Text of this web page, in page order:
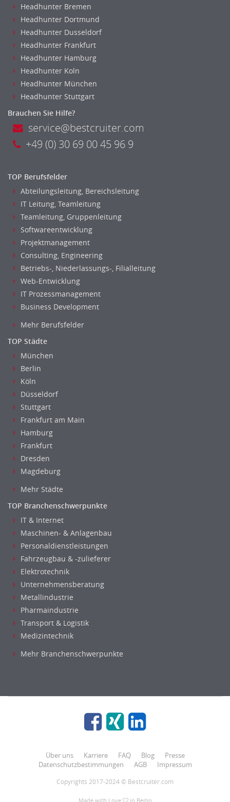
Headhunter Bremen
Headhunter Dortmund
Headhunter Dusseldorf
Headhunter Frankfurt
Headhunter Hamburg
Headhunter Koln
Headhunter München
Headhunter Stuttgart
Brauchen Sie Hilfe?
service@bestcruiter.com
+49 (0) 30 69 00 45 96 9
TOP Berufsfelder
Abteilungsleitung, Bereichsleitung
IT Leitung, Teamleitung
Teamleitung, Gruppenleitung
Softwareentwicklung
Projektmanagement
Consulting, Engineering
Betriebs-, Niederlassungs-, Filialleitung
Web-Entwicklung
IT Prozessmanagement
Business Development
Mehr Berufsfelder
TOP Städte
München
Berlin
Köln
Düsseldorf
Stuttgart
Frankfurt am Main
Hamburg
Frankfurt
Dresden
Magdeburg
Mehr Städte
TOP Branchenschwerpunkte
IT & Internet
Maschinen- & Anlagenbau
Personaldienstleistungen
Fahrzeugbau & -zulieferer
Elektrotechnik
Unternehmensberatung
Metallindustrie
Pharmaindustrie
Transport & Logistik
Medizintechnik
Mehr Branchenschwerpunkte
Über uns Karriere FAQ Blog
Presse
Datenschutzbestimmungen
AGB Impressum
Copyrights 2017-2024 © Bestcruiter.com
Made with Love in Berlin